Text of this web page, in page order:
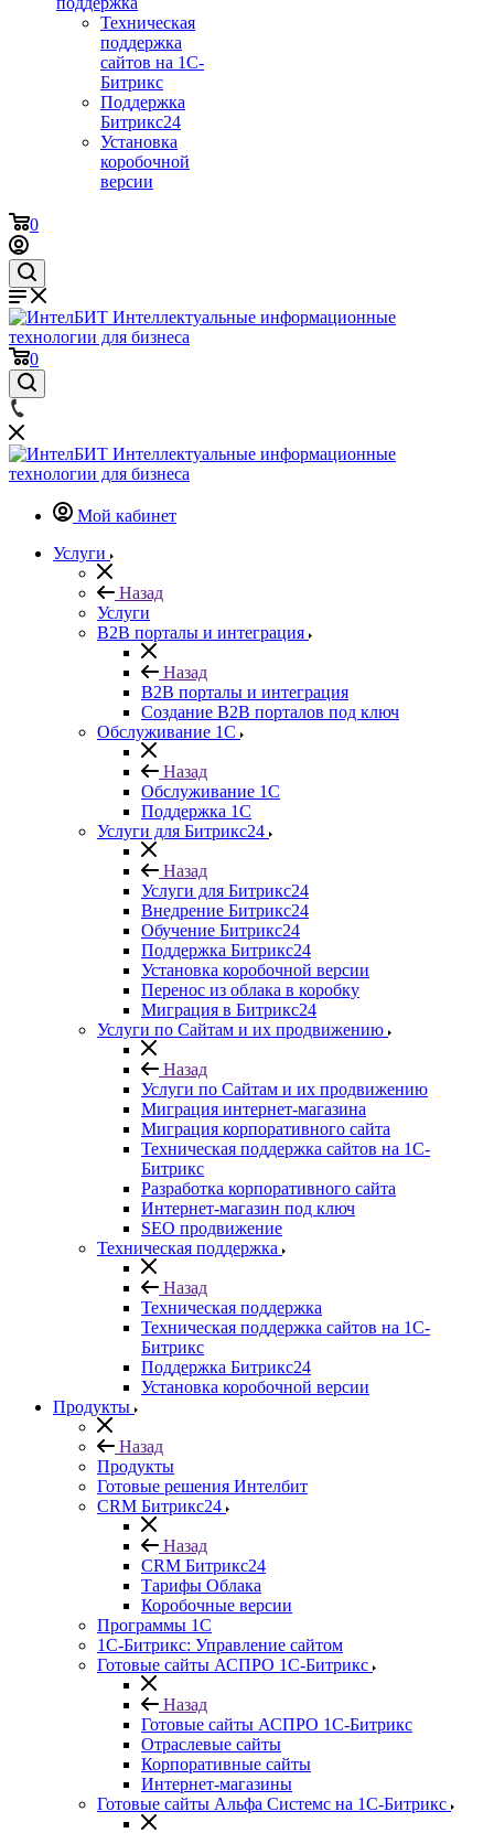
Техническая
поддержка
сайтов на 1С-
Битрикс
Поддержка
Битрикс24
Установка
коробочной
версии
0
0
Мой кабинет
Услуги
Назад
Услуги
B2B порталы и интеграция
Назад
B2B порталы и интеграция
Создание B2B порталов под ключ
Обслуживание 1С
Назад
Обслуживание 1С
Поддержка 1С
Услуги для Битрикс24
Назад
Услуги для Битрикс24
Внедрение Битрикс24
Обучение Битрикс24
Поддержка Битрикс24
Установка коробочной версии
Перенос из облака в коробку
Миграция в Битрикс24
Услуги по Сайтам и их продвижению
Назад
Услуги по Сайтам и их продвижению
Миграция интернет-магазина
Миграция корпоративного сайта
Техническая поддержка сайтов на 1С-
Битрикс
Разработка корпоративного сайта
Интернет-магазин под ключ
SEO продвижение
Техническая поддержка
Назад
Техническая поддержка
Техническая поддержка сайтов на 1С-
Битрикс
Поддержка Битрикс24
Установка коробочной версии
Продукты
Назад
Продукты
Готовые решения Интелбит
CRM Битрикс24
Назад
CRM Битрикс24
Тарифы Облака
Коробочные версии
Программы 1С
1C-Битрикс: Управление сайтом
Готовые сайты АСПРО 1С-Битрикс
Назад
Готовые сайты АСПРО 1С-Битрикс
Отраслевые сайты
Корпоративные сайты
Интернет-магазины
Готовые сайты Альфа Системс на 1С-Битрикс